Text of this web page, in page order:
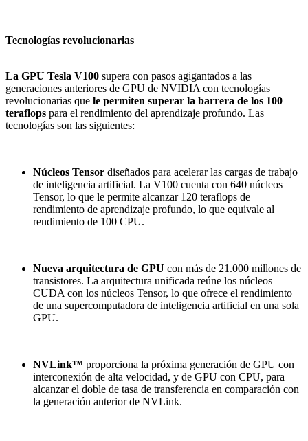
Tecnologías revolucionarias
La GPU Tesla V100 supera con pasos agigantados a las
generaciones anteriores de GPU de NVIDIA con tecnologías
revolucionarias que le permiten superar la barrera de los 100
teraflops para el rendimiento del aprendizaje profundo. Las
tecnologías son las siguientes:
Núcleos Tensor diseñados para acelerar las cargas de trabajo
de inteligencia artificial. La V100 cuenta con 640 núcleos
Tensor, lo que le permite alcanzar 120 teraflops de
rendimiento de aprendizaje profundo, lo que equivale al
rendimiento de 100 CPU.
Nueva arquitectura de GPU con más de 21.000 millones de
transistores. La arquitectura unificada reúne los núcleos
CUDA con los núcleos Tensor, lo que ofrece el rendimiento
de una supercomputadora de inteligencia artificial en una sola
GPU.
NVLink™ proporciona la próxima generación de GPU con
interconexión de alta velocidad, y de GPU con CPU, para
alcanzar el doble de tasa de transferencia en comparación con
la generación anterior de NVLink.